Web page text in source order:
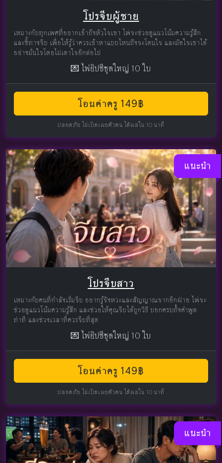
โปรจีบผู้ชาย
เหมาะกับทุกเพศที่อยากเข้าถึงหัวใจเขา ไพ่จะช่วยดูแนวโน้มความรู้สึก
และชี้ทางจีบ เพื่อให้รู้ว่าควรเข้าหาแบบไหนถึงจะโดนใจ และมัดใจเขาได้
อย่างมั่นใจโดยไม่เดาใจอีกต่อไป
💌 ไพ่ยิปซีชุดใหญ่ 10 ใบ
โอนค่าครู 149฿
ปลอดภัย ไม่เปิดเผยตัวตน ได้ผลใน 10 นาที
แนะนำ
โปรจีบสาว
เหมาะกับคนที่กำลังเริ่มจีบ อยากรู้จังหวะและสัญญาณจากอีกฝ่าย ไพ่จะ
ช่วยดูแนวโน้มความรู้สึก และช่วยให้คุณจีบได้ถูกวิธี บอกครบทั้งคำพูด
ท่าที และช่วงเวลาที่ควรจีบที่สุด
💌 ไพ่ยิปซีชุดใหญ่ 10 ใบ
โอนค่าครู 149฿
ปลอดภัย ไม่เปิดเผยตัวตน ได้ผลใน 10 นาที
แนะนำ